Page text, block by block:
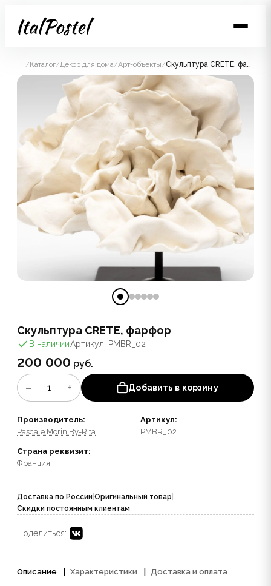
/Каталог/Декор для дома/Арт-объекты/ Скульптура CRETE, фарфор
Скульптура CRETE, фарфор
В наличииАртикул: PMBR_02
200 000 руб.
− 1 + Добавить в корзину
Производитель:
Pascale Morin By-Rita
Артикул:
PMBR_02
Страна реквизит:
Франция
Доставка по России Оригинальный товар
Скидки постоянным клиентам
Поделиться:
Описание Характеристики Доставка и оплата